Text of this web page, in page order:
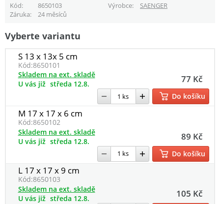
Kód 8650103 Výrobce
SAENGER
Záruka
24 měsíců
Vyberte variantu
S 13 x 13x 5 cm
Kód:8650101
77 Kč
Skladem na ext. skladě
U vás již středa 12.8.
Do košíku
M 17 x 17 x 6 cm
Kód:8650102
89 Kč
Skladem na ext. skladě
U vás již středa 12.8.
Do košíku
L 17 x 17 x 9 cm
Kód:8650103
105 Kč
Skladem na ext. skladě
U vás již středa 12.8.